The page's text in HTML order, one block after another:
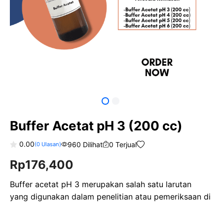
Buffer Acetat pH 3 (200 cc)
o
u
o
f
5
0.00(0Ulasan) 960 Dilihat 0 Terjual
Rp176,400
Buffer acetat pH 3 merupakan salah satu larutan
yang digunakan dalam penelitian atau pemeriksaan di